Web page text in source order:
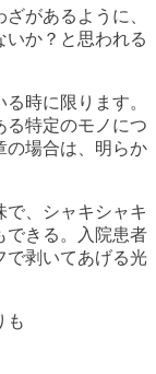
があるように、
いか？と思われる
時に限ります。
る特定のモノにつ
の場合は、明らか
で、シャキシャキ
できる。入院患者
で剥いてあげる光
も